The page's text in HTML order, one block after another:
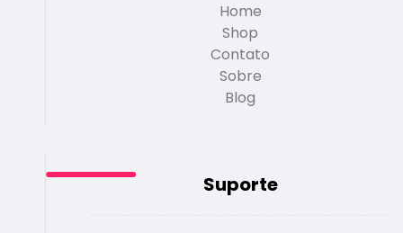
Home
Shop
Contato
Sobre
Blog
Suporte